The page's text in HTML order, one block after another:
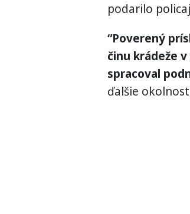
podarilo
“Poverený
činu krádeže
spracoval
ďalšie